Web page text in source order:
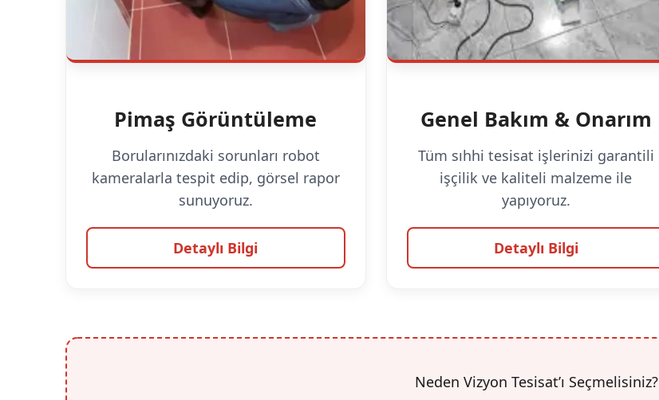
Pimaş Görüntüleme
Borularınızdaki sorunları robot
kameralarla tespit edip, görsel rapor
sunuyoruz.
Detaylı Bilgi
Genel Bakım & Onarım
Tüm sıhhi tesisat işlerinizi garantili
işçilik ve kaliteli malzeme ile
yapıyoruz.
Detaylı Bilgi
Neden Vizyon Tesisat’ı Seçmelisiniz?